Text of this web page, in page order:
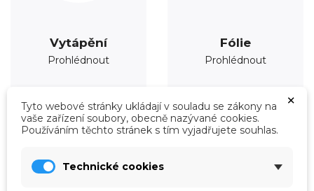
Vytápění
Prohlédnout
Fólie
Prohlédnout
×
Tyto webové stránky ukládají v souladu se zákony na
vaše zařízení soubory, obecně nazývané cookies.
Používáním těchto stránek s tím vyjadřujete souhlas.
Technické cookies